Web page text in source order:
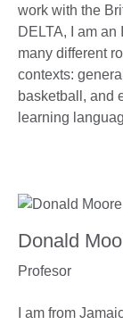
work with the
DELTA, I am
many different
contexts:
basketball, and
learning
Donald
Profesor
I am from